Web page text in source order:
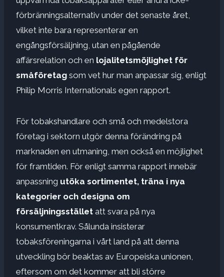
förbränningsalternativ under det senaste året,
vilket inte bara representerar en
engångsförsäljning, utan en pågående
affärsrelation och en lojalitetsmöjlighet för
småföretag som vet hur man anpassar sig, enligt
Philip Morris Internationals egen rapport.
För tobakshandlare och små och medelstora
företag i sektorn utgör denna förändring på
marknaden en utmaning, men också en möjlighet
för framtiden. För enligt samma rapport innebär
anpassning utöka sortimentet, träna i nya
kategorier och designa om
försäljningsstället att svara på nya
konsumentkrav. Sålunda insisterar
tobaksföreningarna i vårt land på att denna
utveckling bör beaktas av Europeiska unionen,
eftersom om det kommer att bli större